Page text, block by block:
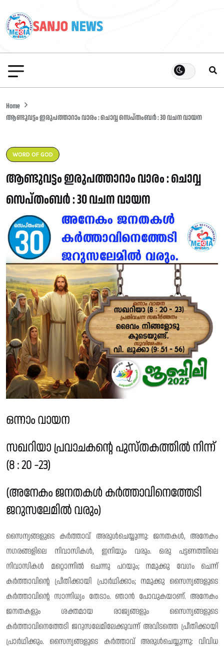
Home
ആണ്ടുവട്ടം ഇരുപത്താറാം വാരം : ചൊവ്വ സെപ്തംബർ : 30 വചന വായന
WORD OF GOD
ആണ്ടുവട്ടം ഇരുപത്താറാം വാരം : ചൊവ്വ
സെപ്തംബർ : 30 വചന വായന
ഒന്നാം വായന
സഖറിയാ പ്രവാചകൻ്റെ പുസ്‌തകത്തിൽ നിന്ന്
(8 : 20 -23)
(അനേകം ജനതകൾ കർത്താവിനെത്തേടി
ജറുസലേമിൽ വരും)
സൈന്യങ്ങളുടെ കർത്താവ് അരുൾചെയ്യുന്നു: ജനതകൾ, അനേകം
നഗരങ്ങളിലെ നിവാസികൾ, ഇനിയും വരും. ഒരു പട്ടണത്തിലെ
നിവാസികൾ മറ്റൊന്നിൽ ചെന്നു പറയും; നമുക്കു വേഗം ചെന്ന്
കർത്താവിന്റെ പ്രീതിക്കായി പ്രാർഥിക്കാം; നമുക്കു സൈന്യങ്ങളുടെ
കർത്താവിന്റെ സാന്നിധ്യം തേടാം. ഞാൻ പോവുകയാണ്. അനേകം
ജനതകളും ശക്തമായ രാജ്യങ്ങളും സൈന്യങ്ങളുടെ
കർത്താവിനെത്തേടി ജറുസലേമിലേക്കുവന്ന് അവിടത്തെ പ്രീതിക്കായി
പ്രാർഥിക്കും. സൈന്യങ്ങളുടെ കർത്താവ് അരുൾചെയ്യുന്നു: വിവിധ